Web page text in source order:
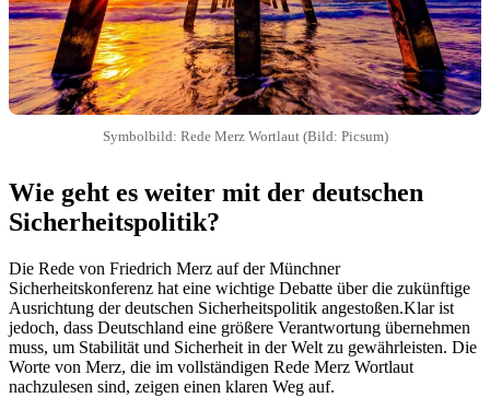
Symbolbild: Rede Merz Wortlaut (Bild: Picsum)
Wie geht es weiter mit der deutschen
Sicherheitspolitik?
Die Rede von Friedrich Merz auf der Münchner
Sicherheitskonferenz hat eine wichtige Debatte über die zukünftige
Ausrichtung der deutschen Sicherheitspolitik angestoßen.Klar ist
jedoch, dass Deutschland eine größere Verantwortung übernehmen
muss, um Stabilität und Sicherheit in der Welt zu gewährleisten. Die
Worte von Merz, die im vollständigen Rede Merz Wortlaut
nachzulesen sind, zeigen einen klaren Weg auf.